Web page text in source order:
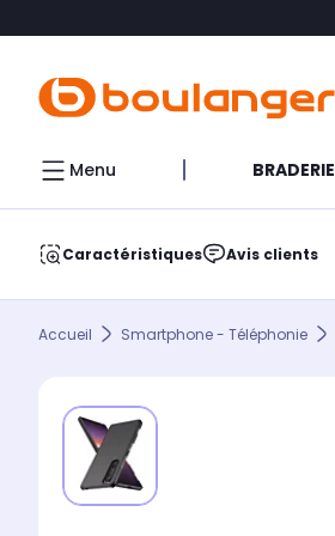
Menu BRADERIE
Caractéristiques Avis clients
Accueil Smartphone - Téléphonie